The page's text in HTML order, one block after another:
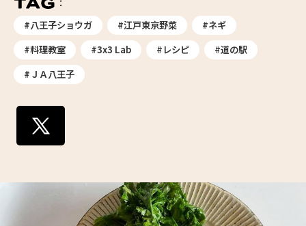
#八王子ショウガ #江戸東京野菜
#ネギ
#料理教室
#3x3 Lab #レシピ
#道の駅
#ＪＡ八王子